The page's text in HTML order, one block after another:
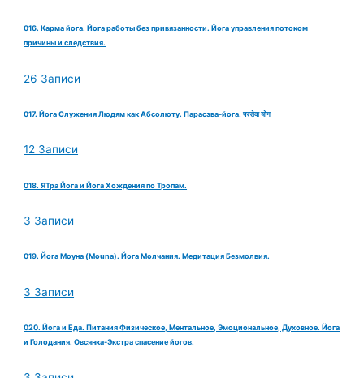
016. Карма йога. Йога работы без привязанности. Йога управления потоком
причины и следствия.
26 Записи
017. Йога Служения Людям как Абсолюту. Парасэва-йога. परसेवा योग
12 Записи
018. ЯТра Йога и Йога Хождения по Тропам.
3 Записи
019. Йога Моуна (Mouna). Йога Молчания. Медитация Безмолвия.
3 Записи
020. Йога и Еда. Питания Физическое, Ментальное, Эмоциональное, Духовное. Йога
и Голодания. Овсянка-Экстра спасение йогов.